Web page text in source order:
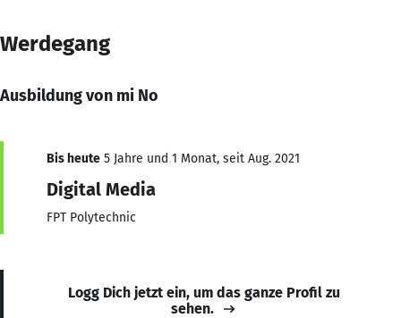
Werdegang
Ausbildung von mi No
Bis heute 5 Jahre und 1 Monat, seit Aug. 2021
Digital Media
FPT Polytechnic
Logg Dich jetzt ein, um das ganze Profil zu
sehen.